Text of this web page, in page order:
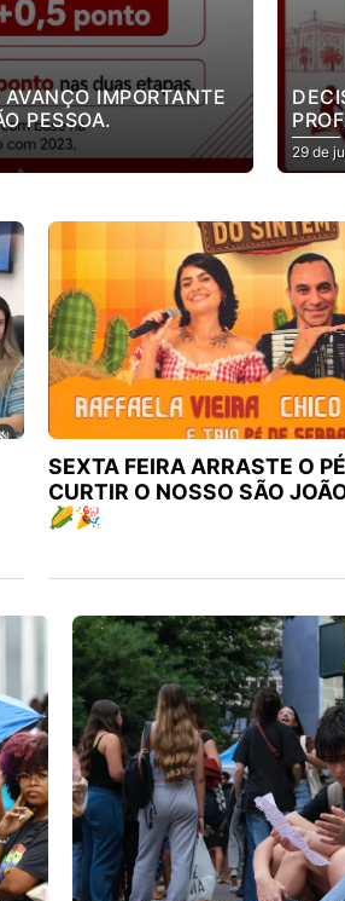
IMPORTANTE
PESSOA.
29 de
SEXTA FEIRA ARRASTE O
CURTIR O NOSSO SÃO
🌽🎉